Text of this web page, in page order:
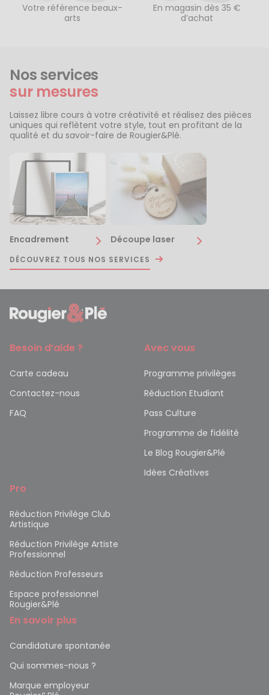
Votre référence beaux-
arts
En magasin dès 35 €
d’achat
Nos services
sur mesures
Laissez libre cours à votre créativité et réalisez des pièces
uniques qui reflètent votre style, tout en profitant de la
qualité et du savoir-faire de Rougier&Plé.
Encadrement Découpe laser
DÉCOUVREZ TOUS NOS SERVICES
Besoin d’aide ?
Carte cadeau
Contactez-nous
FAQ
Avec vous
Programme privilèges
Réduction Etudiant
Pass Culture
Programme de fidélité
Le Blog Rougier&Plé
Idées Créatives
Pro
Réduction Privilège Club
Artistique
Réduction Privilège Artiste
Professionnel
Réduction Professeurs
Espace professionnel
Rougier&Plé
En savoir plus
Candidature spontanée
Qui sommes-nous ?
Marque employeur